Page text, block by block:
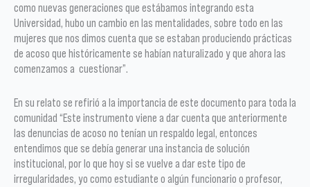
como nuevas generaciones que estábamos integrando esta
Universidad, hubo un cambio en las mentalidades, sobre todo en las
mujeres que nos dimos cuenta que se estaban produciendo prácticas
de acoso que históricamente se habían naturalizado y que ahora las
comenzamos a cuestionar”.
En su relato se refirió a la importancia de este documento para toda la
comunidad “Este instrumento viene a dar cuenta que anteriormente
las denuncias de acoso no tenían un respaldo legal, entonces
entendimos que se debía generar una instancia de solución
institucional, por lo que hoy si se vuelve a dar este tipo de
irregularidades, yo como estudiante o algún funcionario o profesor,